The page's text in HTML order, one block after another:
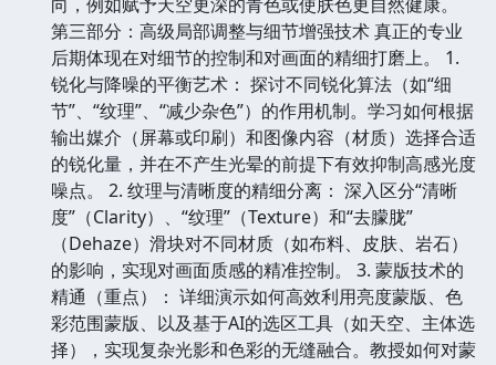
第三部分：高级局部调整与细节增强技术 真正的专业
后期体现在对细节的控制和对画面的精细打磨上。 1.
锐化与降噪的平衡艺术： 探讨不同锐化算法（如“细
节”、“纹理”、“减少杂色”）的作用机制。学习如何根据
输出媒介（屏幕或印刷）和图像内容（材质）选择合适
的锐化量，并在不产生光晕的前提下有效抑制高感光度
噪点。 2. 纹理与清晰度的精细分离： 深入区分“清晰
度”（Clarity）、“纹理”（Texture）和“去朦胧”
（Dehaze）滑块对不同材质（如布料、皮肤、岩石）
的影响，实现对画面质感的精准控制。 3. 蒙版技术的
精通（重点）： 详细演示如何高效利用亮度蒙版、色
彩范围蒙版、以及基于AI的选区工具（如天空、主体选
择），实现复杂光影和色彩的无缝融合。教授如何对蒙